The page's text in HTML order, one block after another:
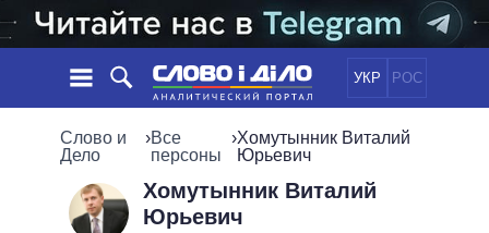
УКР РОС
НОВОСТИ
ЛЕНТА
СОБЫТИЯ
ПОЛИТИКА
ОБЕЩАНИЯ
Слово и
Дело
›Все
персоны
›Хомутынник Виталий
Юрьевич
Хомутынник Виталий
Юрьевич